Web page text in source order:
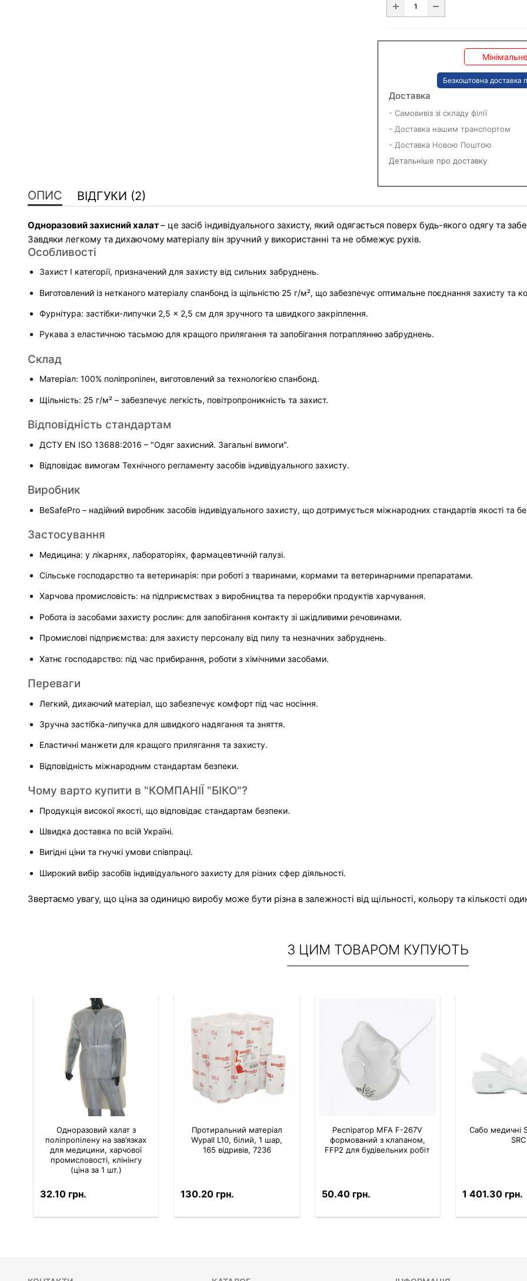
Безкоштовна доставка
Доставка
- Самовивіз зі складу філії
- Доставка нашим транспортом
- Доставка Новою Поштою
Детальніше про доставку
ОПИС ВІДГУКИ (2)
Одноразовий захисний халат – це засіб індивідуального захисту, який одягається поверх будь-якого одягу та
Завдяки легкому та дихаючому матеріалу він зручний у використанні та не обмежує рухів.
Особливості
Захист І категорії, призначений для захисту від сильних забруднень.
Виготовлений із нетканого матеріалу спанбонд із щільністю 25 г/м², що забезпечує оптимальне поєднання захисту та
Фурнітура: застібки-липучки 2,5 × 2,5 см для зручного та швидкого закріплення.
Рукава з еластичною тасьмою для кращого прилягання та запобігання потраплянню забруднень.
Склад
Матеріал: 100% поліпропілен, виготовлений за технологією спанбонд.
Щільність: 25 г/м² – забезпечує легкість, повітропроникність та захист.
Відповідність стандартам
ДСТУ EN ISO 13688:2016 – "Одяг захисний. Загальні вимоги".
Відповідає вимогам Технічного регламенту засобів індивідуального захисту.
Виробник
BeSafePro – надійний виробник засобів індивідуального захисту, що дотримується міжнародних стандартів якості та
Застосування
Медицина: у лікарнях, лабораторіях, фармацевтичній галузі.
Сільське господарство та ветеринарія: при роботі з тваринами, кормами та ветеринарними препаратами.
Харчова промисловість: на підприємствах з виробництва та переробки продуктів харчування.
Робота із засобами захисту рослин: для запобігання контакту зі шкідливими речовинами.
Промислові підприємства: для захисту персоналу від пилу та незначних забруднень.
Хатнє господарство: під час прибирання, роботи з хімічними засобами.
Переваги
Легкий, дихаючий матеріал, що забезпечує комфорт під час носіння.
Зручна застібка-липучка для швидкого надягання та зняття.
Еластичні манжети для кращого прилягання та захисту.
Відповідність міжнародним стандартам безпеки.
Чому варто купити в "КОМПАНІЇ "БІКО"?
Продукція високої якості, що відповідає стандартам безпеки.
Швидка доставка по всій Україні.
Вигідні ціни та гнучкі умови співпраці.
Широкий вибір засобів індивідуального захисту для різних сфер діяльності.
Звертаємо увагу, що ціна за одиницю виробу може бути різна в залежності від щільності, кольору та кількості
З ЦИМ ТОВАРОМ КУПУЮТЬ
Одноразовий халат з
поліпропілену на зав’язках
для медицини, харчової
промисловості, клінінгу
(ціна за 1 шт.)
32.10 грн.
Протиральний матеріал
Wypall L10, білий, 1 шар,
165 відривів, 7236
130.20 грн.
Респіратор MFA F-267V
формований з клапаном,
FFP2 для будівельних робіт
50.40 грн.
Сабо медичні
SRC
1 401.30 грн.